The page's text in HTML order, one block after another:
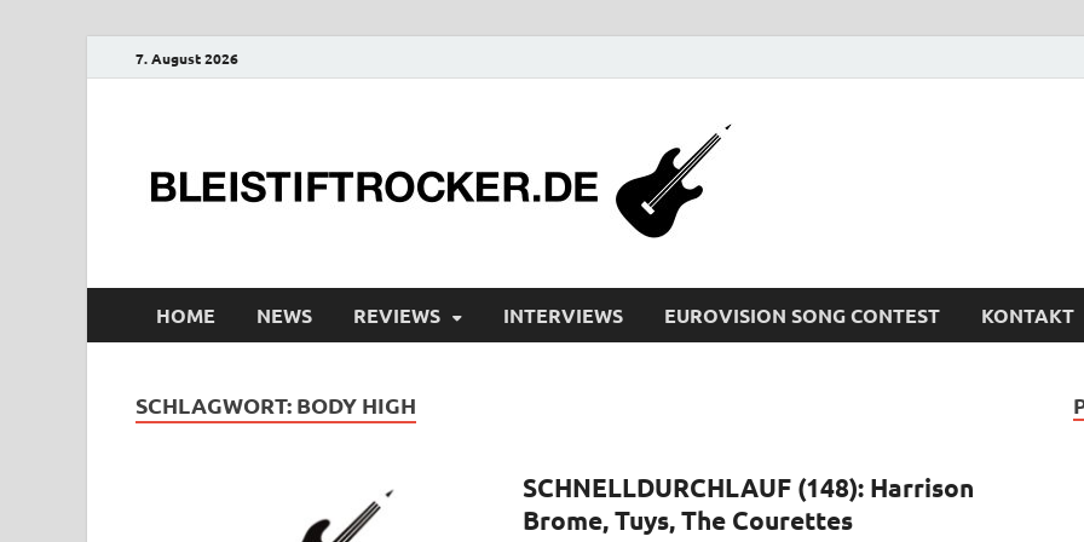
7. August 2026
HOME NEWS REVIEWS INTERVIEWS EUROVISION SONG CONTEST KONTAKT
SCHLAGWORT: BODY HIGH
SCHNELLDURCHLAUF (148): Harrison
Brome, Tuys, The Courettes